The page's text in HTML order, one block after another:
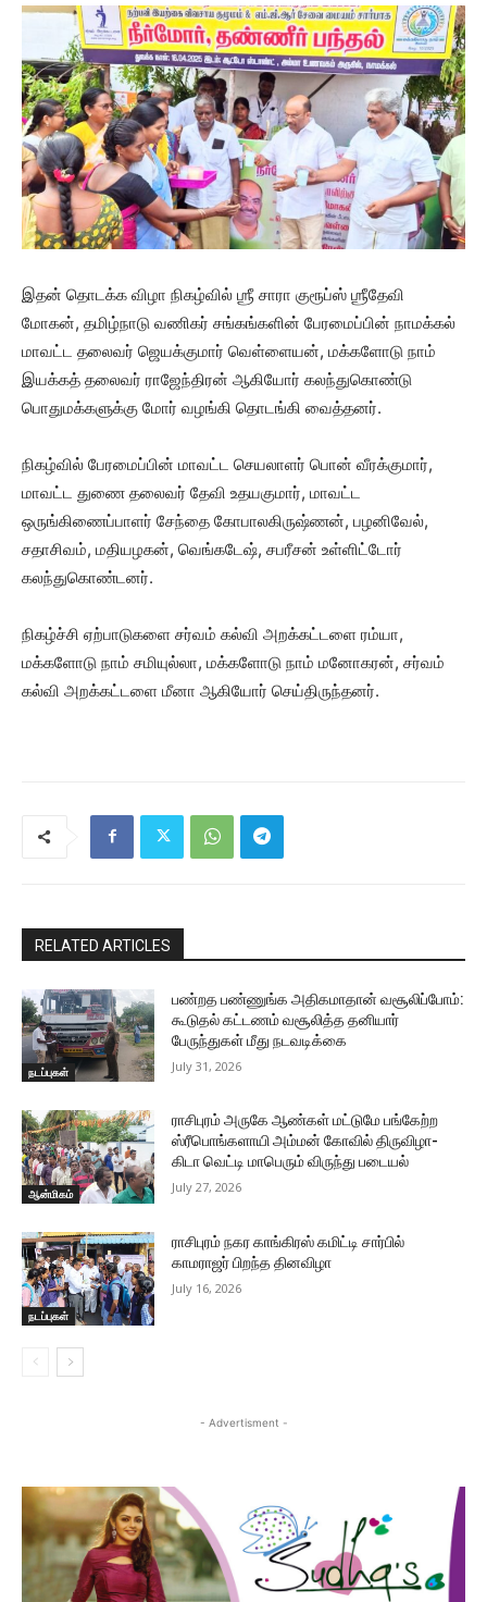
இதன் தொடக்க விழா நிகழ்வில் ஶ்ரீ சாரா குரூப்ஸ் ஶ்ரீதேவி
மோகன், தமிழ்நாடு வணிகர் சங்கங்களின் பேரமைப்பின் நாமக்கல்
மாவட்ட தலைவர் ஜெயக்குமார் வெள்ளையன், மக்களோடு நாம்
இயக்கத் தலைவர் ராஜேந்திரன் ஆகியோர் கலந்துகொண்டு
பொதுமக்களுக்கு மோர் வழங்கி தொடங்கி வைத்தனர்.
நிகழ்வில் பேரமைப்பின் மாவட்ட செயலாளர் பொன் வீரக்குமார்,
மாவட்ட துணை தலைவர் தேவி உதயகுமார், மாவட்ட
ஒருங்கிணைப்பாளர் சேந்தை கோபாலகிருஷ்ணன், பழனிவேல்,
சதாசிவம், மதியழகன், வெங்கடேஷ், சபரீசன் உள்ளிட்டோர்
கலந்துகொண்டனர்.
நிகழ்ச்சி ஏற்பாடுகளை சர்வம் கல்வி அறக்கட்டளை ரம்யா,
மக்களோடு நாம் சமியுல்லா, மக்களோடு நாம் மனோகரன், சர்வம்
கல்வி அறக்கட்டளை மீனா ஆகியோர் செய்திருந்தனர்.
RELATED ARTICLES
நடப்புகள்
பண்றத பண்ணுங்க அதிகமாதான் வசூலிப்போம்:
கூடுதல் கட்டணம் வசூலித்த தனியார்
பேருந்துகள் மீது நடவடிக்கை
July 31, 2026
ஆன்மிகம்
ராசிபுரம் அருகே ஆண்கள் மட்டுமே பங்கேற்ற
ஸ்ரீபொங்களாயி அம்மன் கோவில் திருவிழா-
கிடா வெட்டி மாபெரும் விருந்து படையல்
July 27, 2026
நடப்புகள்
ராசிபுரம் நகர காங்கிரஸ் கமிட்டி சார்பில்
காமராஜர் பிறந்த தினவிழா
July 16, 2026
- Advertisment -